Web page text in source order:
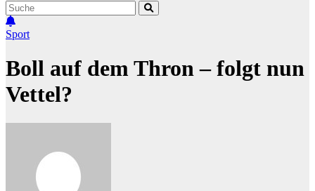
Sport
Boll auf dem Thron – folgt nun
Vettel?